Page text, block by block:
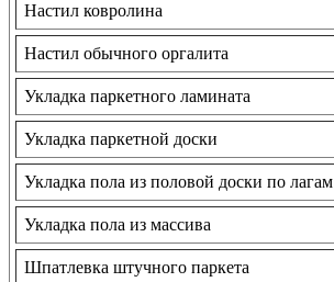
Настил ковролина
Настил обычного оргалита
Укладка паркетного ламината
Укладка паркетной доски
Укладка пола из половой доски по лагам
Укладка пола из массива
Шпатлевка штучного паркета